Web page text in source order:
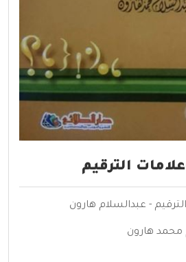
الترقيم
- عبدالسلام هارون
محمد هارون